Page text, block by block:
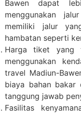
Bawen dapat
menggunakan
memiliki jalur
hambatan seperti
Harga tiket yang
menggunakan
travel Madiun-
biaya bahan bakar
tanggung jawab
Fasilitas